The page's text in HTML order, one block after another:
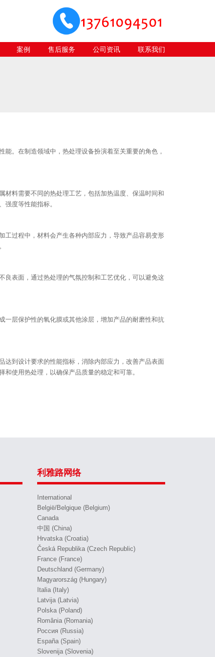
案例 售后服务 公司资讯 联系我们
。在制造领域中，热处理设备扮演着至关重要的角色，
材料需要不同的热处理工艺，包括加热温度、保温时间和
度等性能指标。
工过程中，材料会产生各种内部应力，导致产品容易变形
良表面，通过热处理的气氛控制和工艺优化，可以避免这
一层保护性的氧化膜或其他涂层，增加产品的耐磨性和抗
达到设计要求的性能指标，消除内部应力，改善产品表面
使用热处理，以确保产品质量的稳定和可靠。
利雅路网络
International
België/Belgique (Belgium)
Canada
中国 (China)
Hrvatska (Croatia)
Česká Republika (Czech Republic)
France (France)
Deutschland (Germany)
Magyarország (Hungary)
Italia (Italy)
Latvija (Latvia)
Polska (Poland)
România (Romania)
Россия (Russia)
España (Spain)
Slovenija (Slovenia)